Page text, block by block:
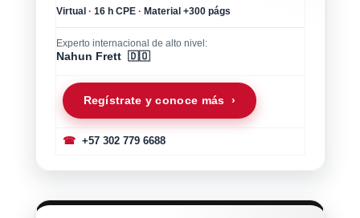
Virtual · 16 h CPE · Material +300 págs
Experto internacional de alto nivel:
Nahun Frett 🇩🇴
Regístrate y conoce más ›
☎+57 302 779 6688